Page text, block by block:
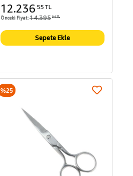
12.236 55 TL
Önceki Fiyat:14.395 94 TL
Sepete Ekle
%25